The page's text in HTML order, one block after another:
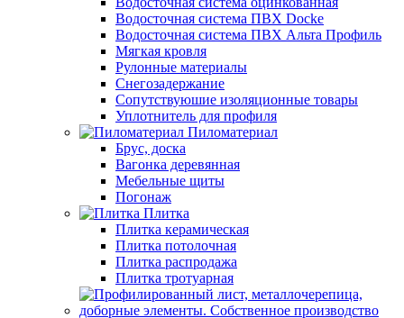
Водосточная система ПВХ Docke
Водосточная система ПВХ Альта Профиль
Мягкая кровля
Рулонные материалы
Снегозадержание
Сопутствуюшие изоляционные товары
Уплотнитель для профиля
Пиломатериал
Брус, доска
Вагонка деревянная
Мебельные щиты
Погонаж
Плитка
Плитка керамическая
Плитка потолочная
Плитка распродажа
Плитка тротуарная